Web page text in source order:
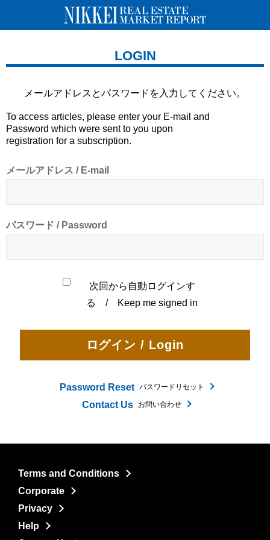
LOGIN
メールアドレスとパスワードを 入力してください。
To access articles, please enter your E-mail and
Password which were sent to you upon
registration for a subscription.
メールアドレス / E-mail
パスワード / Password
次回から自動ログインす
る / Keep me signed in
Password Reset パスワードリセット
Contact Us お問い合わせ
Terms and Conditions
Corporate
Privacy
Help